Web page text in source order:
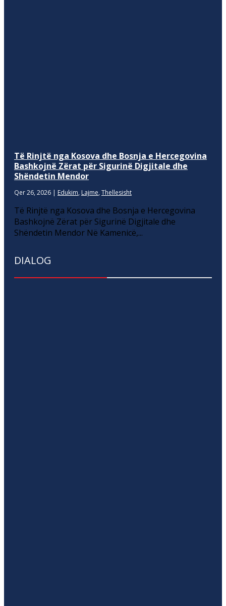
Të Rinjtë nga Kosova dhe Bosnja e Hercegovina
Bashkojnë Zërat për Sigurinë Digjitale dhe
Shëndetin Mendor
Qer 26, 2026 | Edukim, Lajme, Thellesisht
Të Rinjtë nga Kosova dhe Bosnja e Hercegovina
Bashkojnë Zërat për Sigurinë Digjitale dhe
Shëndetin Mendor Në Kamenicë,...
DIALOG